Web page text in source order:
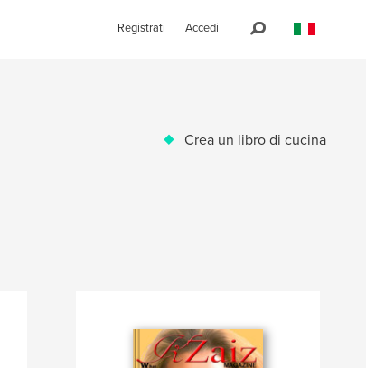
Registrati Accedi
Crea un libro di cucina